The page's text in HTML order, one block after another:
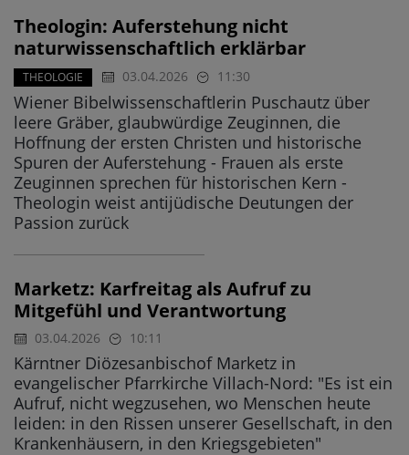
Theologin: Auferstehung nicht
naturwissenschaftlich erklärbar
THEOLOGIE 03.04.2026 11:30
Wiener Bibelwissenschaftlerin Puschautz über
leere Gräber, glaubwürdige Zeuginnen, die
Hoffnung der ersten Christen und historische
Spuren der Auferstehung - Frauen als erste
Zeuginnen sprechen für historischen Kern -
Theologin weist antijüdische Deutungen der
Passion zurück
Marketz: Karfreitag als Aufruf zu
Mitgefühl und Verantwortung
03.04.2026 10:11
Kärntner Diözesanbischof Marketz in
evangelischer Pfarrkirche Villach-Nord: "Es ist ein
Aufruf, nicht wegzusehen, wo Menschen heute
leiden: in den Rissen unserer Gesellschaft, in den
Krankenhäusern, in den Kriegsgebieten"